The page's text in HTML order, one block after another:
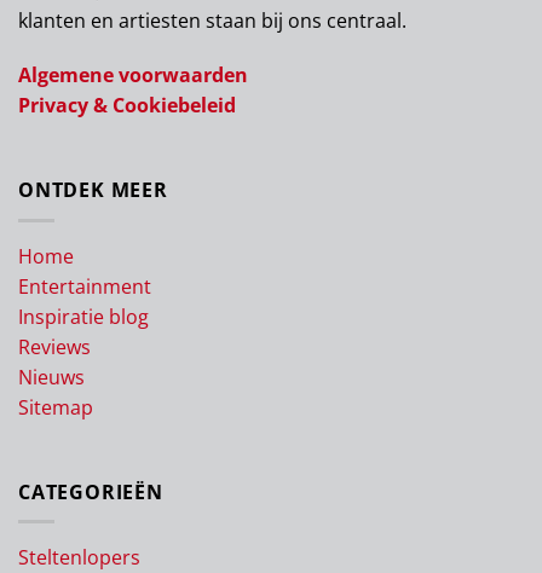
klanten en artiesten staan bij ons centraal.
Algemene voorwaarden
Privacy & Cookiebeleid
ONTDEK MEER
Home
Entertainment
Inspiratie blog
Reviews
Nieuws
Sitemap
CATEGORIEËN
Steltenlopers